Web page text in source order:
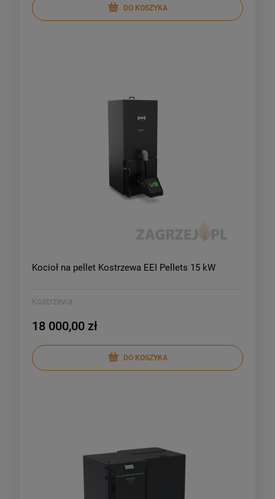
DO KOSZYKA
Kocioł na pellet Kostrzewa EEI Pellets 15 kW
Kostrzewa
18 000,00 zł
DO KOSZYKA